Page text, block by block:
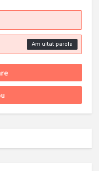
Am uitat parola